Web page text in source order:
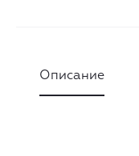
Описание